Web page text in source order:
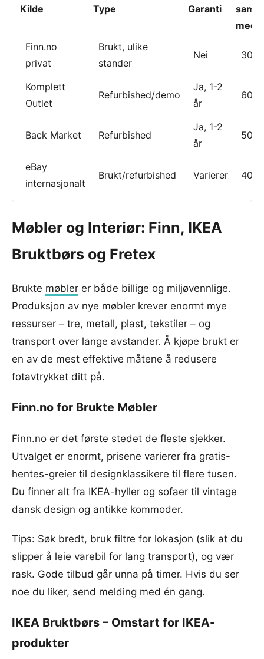
Kilde Type Garanti
med
Finn.no
privat
Brukt, ulike
stander
Nei 30-
Komplett
Outlet
Refurbished/demo
Ja, 1-2
år
60-
Back Market Refurbished
Ja, 1-2
år
50-
eBay
internasjonalt
Brukt/refurbished Varierer 40-
Møbler og Interiør: Finn, IKEA
Bruktbørs og Fretex
Brukte møbler er både billige og miljøvennlige.
Produksjon av nye møbler krever enormt mye
ressurser – tre, metall, plast, tekstiler – og
transport over lange avstander. Å kjøpe brukt er
en av de mest effektive måtene å redusere
fotavtrykket ditt på.
Finn.no for Brukte Møbler
Finn.no er det første stedet de fleste sjekker.
Utvalget er enormt, prisene varierer fra gratis-
hentes-greier til designklassikere til flere tusen.
Du finner alt fra IKEA-hyller og sofaer til vintage
dansk design og antikke kommoder.
Tips: Søk bredt, bruk filtre for lokasjon (slik at du
slipper å leie varebil for lang transport), og vær
rask. Gode tilbud går unna på timer. Hvis du ser
noe du liker, send melding med én gang.
IKEA Bruktbørs – Omstart for IKEA-
produkter